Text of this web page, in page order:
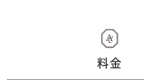
料金